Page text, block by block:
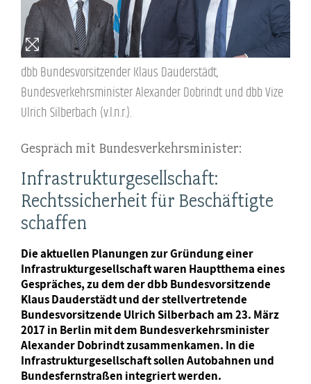
dbb Bundesvorsitzender Klaus Dauderstädt,
Bundesverkehrsminister Alexander Dobrindt und dbb Vize
Ulrich Silberbach (v.l.n.r.).
Gespräch mit Bundesverkehrsminister:
Infrastrukturgesellschaft:
Rechtssicherheit für Beschäftigte
schaffen
Die aktuellen Planungen zur Gründung einer
Infrastrukturgesellschaft waren Hauptthema eines
Gespräches, zu dem der dbb Bundesvorsitzende
Klaus Dauderstädt und der stellvertretende
Bundesvorsitzende Ulrich Silberbach am 23. März
2017 in Berlin mit dem Bundesverkehrsminister
Alexander Dobrindt zusammenkamen. In die
Infrastrukturgesellschaft sollen Autobahnen und
Bundesfernstraßen integriert werden.